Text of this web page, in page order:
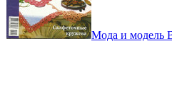
Мода и модель